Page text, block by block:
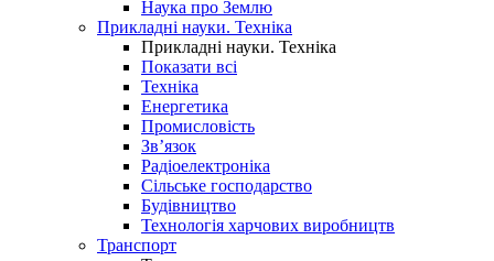
Наука про Землю
Прикладні науки. Техніка
Прикладні науки. Техніка
Показати всі
Техніка
Енергетика
Промисловість
Зв’язок
Радіоелектроніка
Сільське господарство
Будівництво
Технологія харчових виробництв
Транспорт